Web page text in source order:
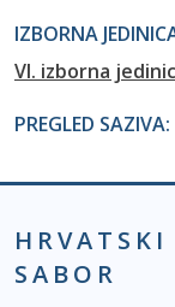
IZBORNA
VI. izborna
PREGLED SAZIVA:
HRVATSKI
SABOR